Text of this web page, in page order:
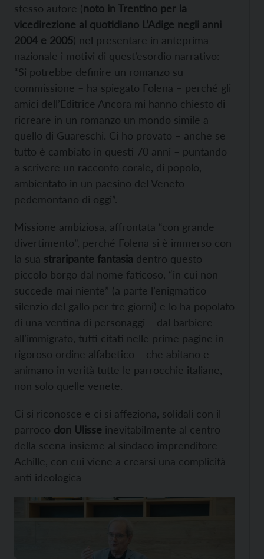
stesso autore (noto in Trentino per la
vicedirezione al quotidiano L’Adige negli anni
2004 e 2005) nel presentare in anteprima
nazionale i motivi di quest’esordio narrativo:
“Si potrebbe definire un romanzo su
commissione – ha spiegato Folena – perché gli
amici dell’Editrice Ancora mi hanno chiesto di
ricreare in un romanzo un mondo simile a
quello di Guareschi. Ci ho provato – anche se
tutto è cambiato in questi 70 anni – puntando
a scrivere un racconto corale, di popolo,
ambientato in un paesino del Veneto
pedemontano di oggi”.
Missione ambiziosa, affrontata “con grande
divertimento”, perché Folena si è immerso con
la sua straripante fantasia dentro questo
piccolo borgo dal nome faticoso, “in cui non
succede mai niente” (a parte l’enigmatico
silenzio del gallo per tre giorni) e lo ha popolato
di una ventina di personaggi – dal barbiere
all’immigrato, tutti citati nelle prime pagine in
rigoroso ordine alfabetico – che abitano e
animano in verità tutte le parrocchie italiane,
non solo quelle venete.
Ci si riconosce e ci si affeziona, solidali con il
parroco don Ulisse inevitabilmente al centro
della scena insieme al sindaco imprenditore
Achille, con cui viene a crearsi una complicità
anti ideologica